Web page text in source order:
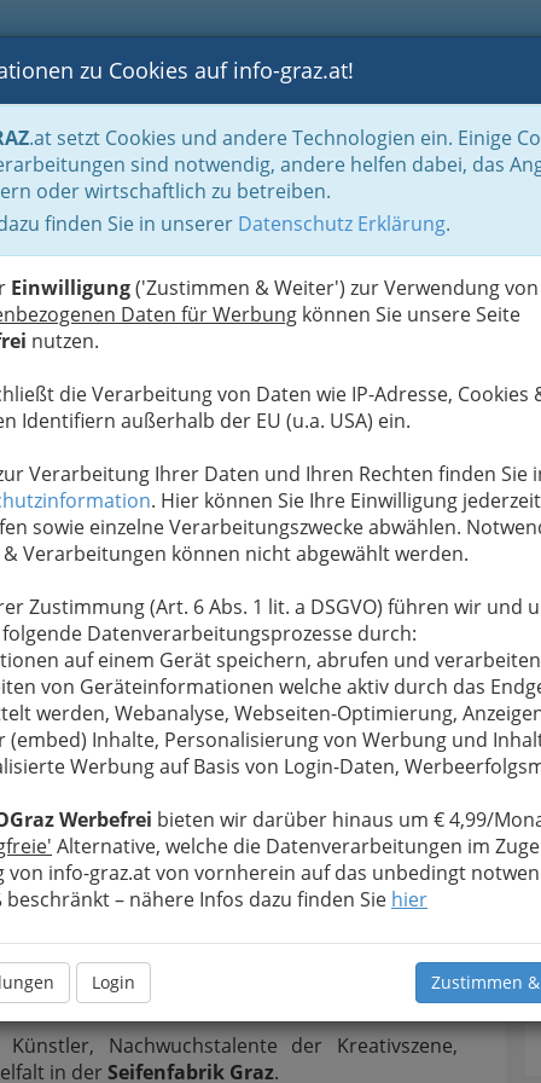
BLOGS FOTOS GASTRONOMIE BRANCHEN
zu Cookies auf info-graz.at!
.at setzt Cookies und andere Technologien ein. Einige
sind notwendig, andere helfen dabei, das
oder wirtschaftlich zu betreiben.
finden Sie in unserer Datenschutz Erklärung.
Einwilligung('Zustimmen & Weiter') zur Verwendung von
Daten für Werbung können Sie unsere Seite
nutzen.
die Verarbeitung von Daten wie IP-Adresse, Cookies
Identifiern außerhalb der EU (u.a. USA) ein.
Verarbeitung Ihrer Daten und Ihren Rechten finden Sie
. Hier können Sie Ihre Einwilligung jederzeit
sowie einzelne Verarbeitungszwecke abwählen.
& Verarbeitungen können nicht abgewählt werden.
Zustimmung (Art. 6 Abs. 1 lit. a DSGVO) führen wir und
Datenverarbeitungsprozesse durch:
auf einem Gerät speichern, abrufen und
von Geräteinformationen welche aktiv durch das
werden, Webanalyse, Webseiten-Optimierung,
(embed) Inhalte, Personalisierung von Werbung und
Werbung auf Basis von Login-Daten,
Werbefrei bieten wir darüber hinaus um € 4,99/
Alternative, welche die Datenverarbeitungen im
von info-graz.at von vornherein auf das unbedingt
beschränkt – nähere Infos dazu finden Sie hier
Login Zustimmen
- April 2018 - Seifenfabrik
- April 2018 - Seifenfabrik - 001
Next
Graz
Graz
Nachwuchstalente der Kreativszene,
in der Seifenfabrik Graz.